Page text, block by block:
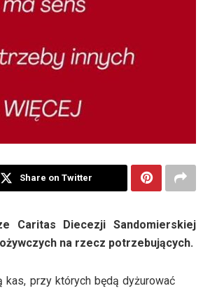
Share on Twitter
Caritas Diecezji Sandomierskiej
na rzecz potrzebujących.
przy których będą dyżurować